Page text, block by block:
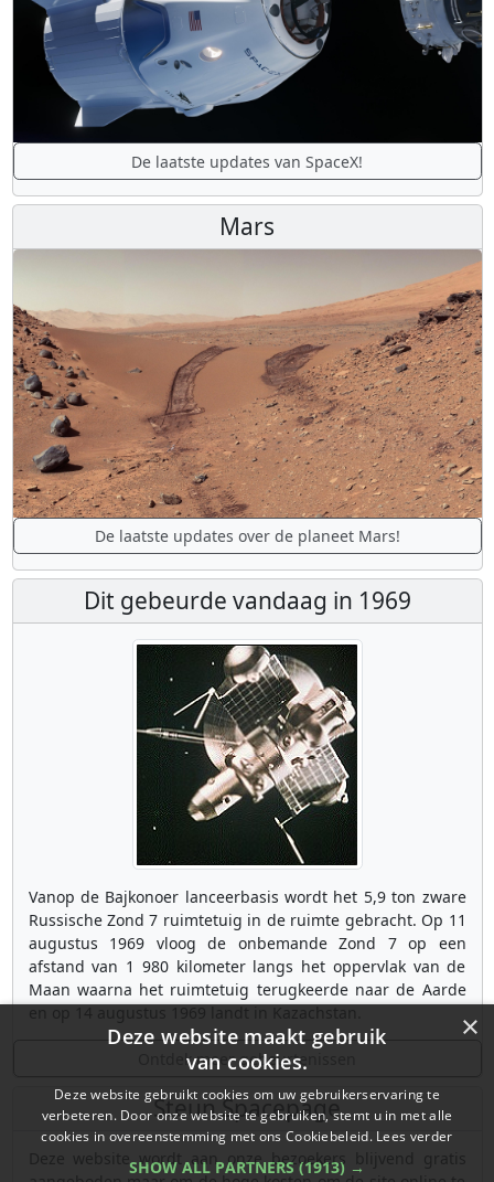
De laatste updates van SpaceX!
Mars
De laatste updates over de planeet Mars!
Dit gebeurde vandaag in 1969
Vanop de Bajkonoer lanceerbasis wordt het 5,9 ton zware
Russische Zond 7 ruimtetuig in de ruimte gebracht. Op 11
augustus 1969 vloog de onbemande Zond 7 op een
afstand van 1 980 kilometer langs het oppervlak van de
Maan waarna het ruimtetuig terugkeerde naar de Aarde
Ontdek meer gebeurtenissen
Steun Spacepage
Deze website wordt aan onze bezoekers blijvend gratis
×
Deze website maakt gebruik
van cookies.
Deze website gebruikt cookies om uw gebruikerservaring te
verbeteren. Door onze website te gebruiken, stemt u in met alle
cookies in overeenstemming met ons Cookiebeleid. Lees verder
SHOW ALL PARTNERS (1913) →